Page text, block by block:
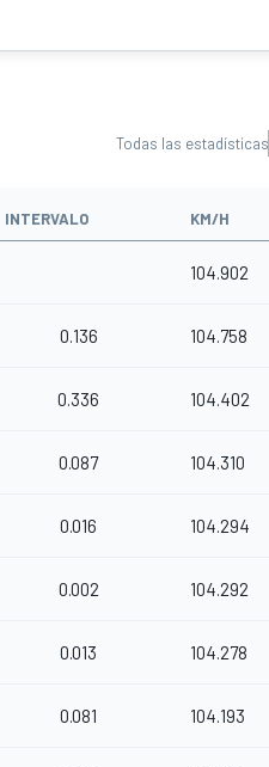
Todas las estadísticas
INTERVALO KM/H
104.902
0.136 104.758
0.336 104.402
0.087 104.310
0.016 104.294
0.002 104.292
0.013 104.278
0.081 104.193